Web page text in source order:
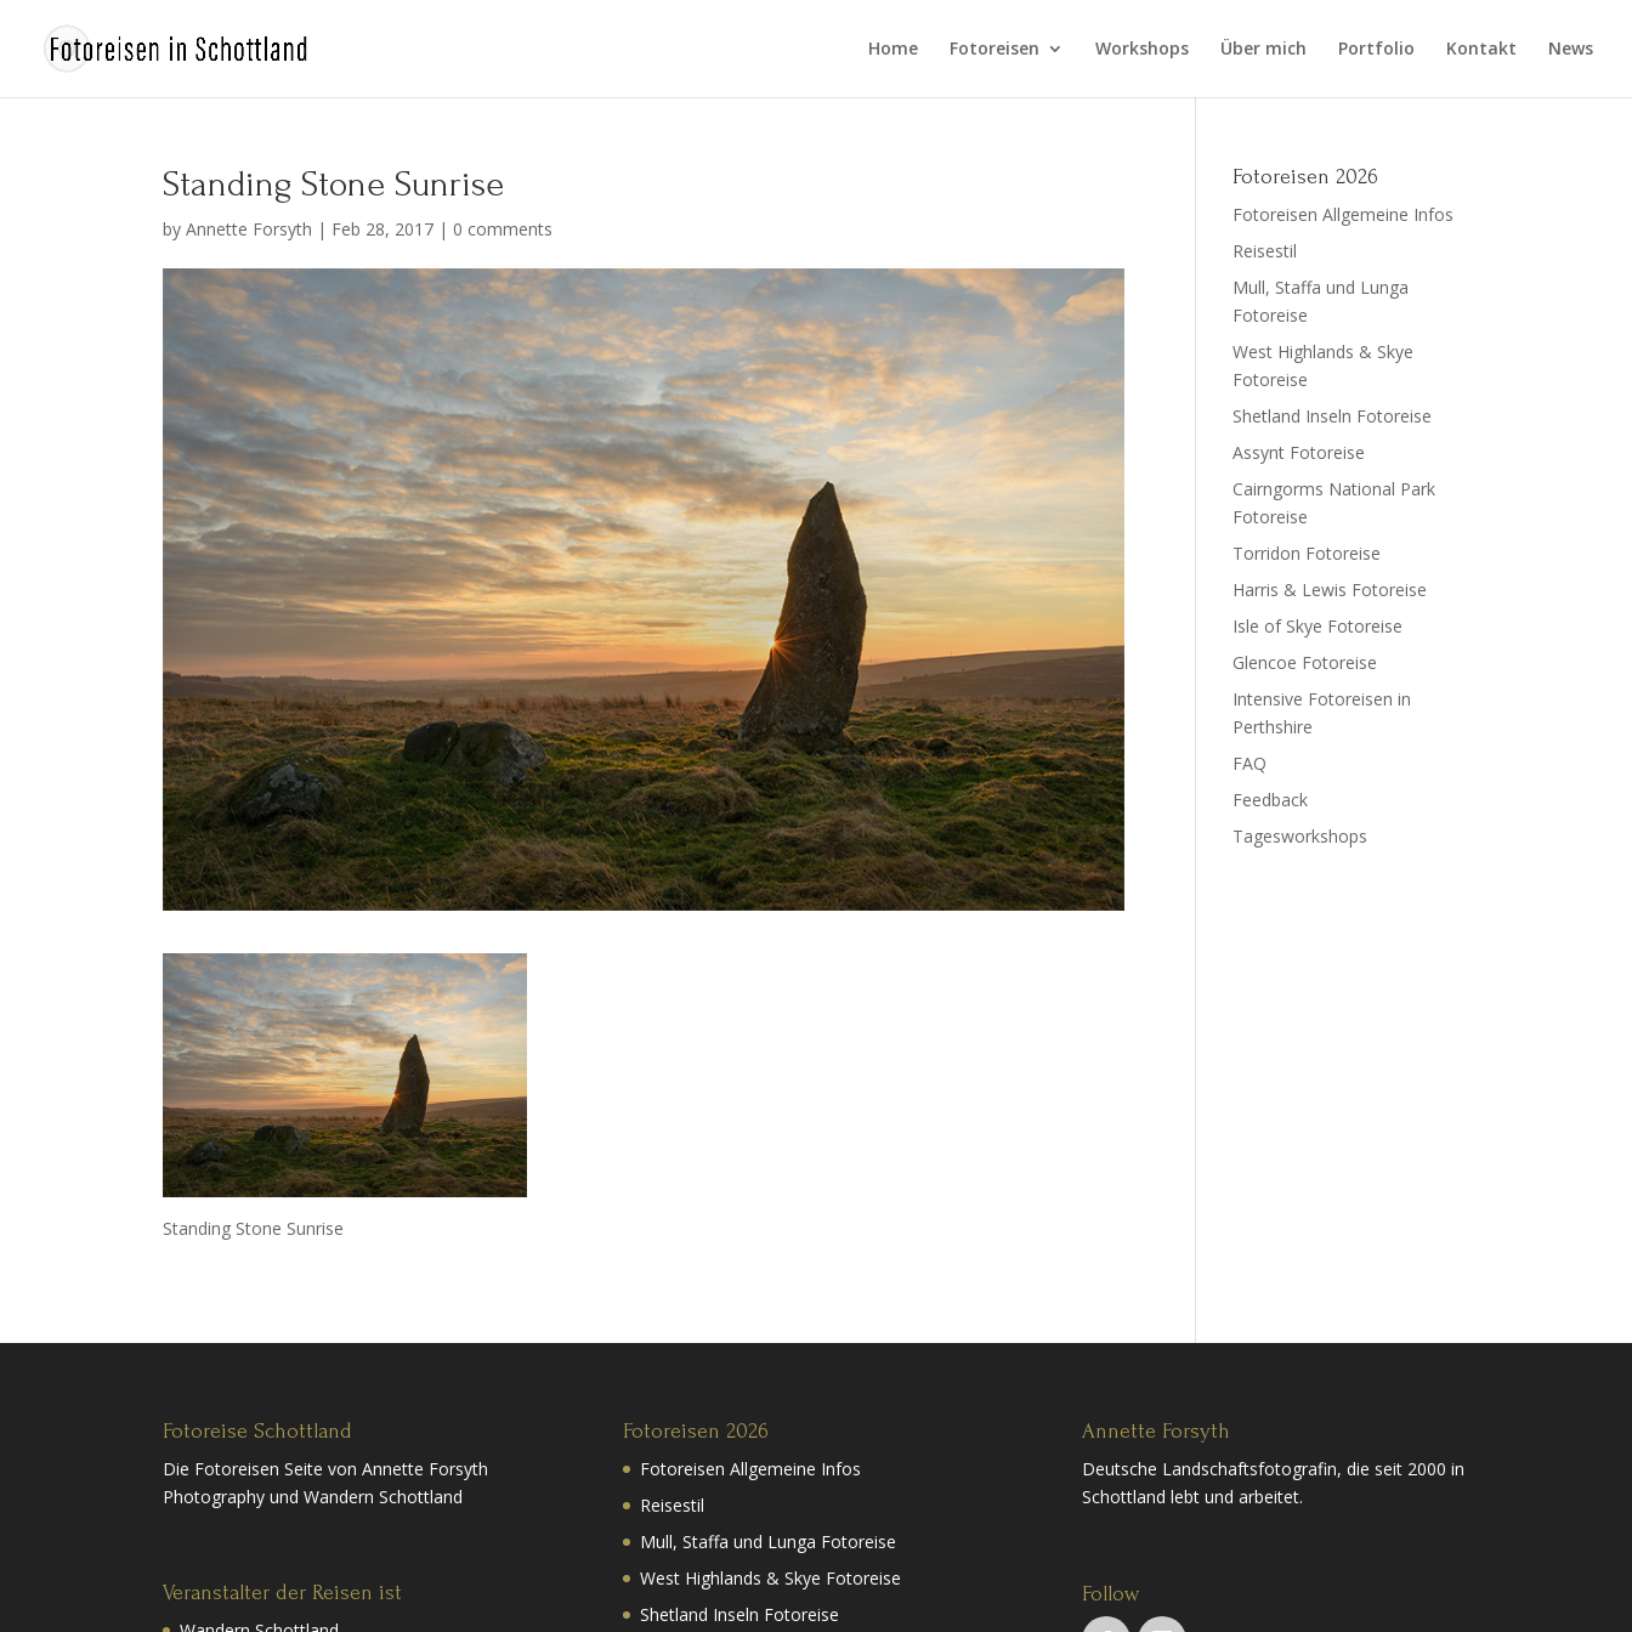
Home Fotoreisen Workshops Über mich Portfolio Kontakt News
Standing Stone Sunrise
byAnnette Forsyth | Feb 28, 2017 | 0 comments
Standing Stone Sunrise
Fotoreisen 2026
Fotoreisen Allgemeine Infos
Reisestil
Mull, Staffa und Lunga
Fotoreise
West Highlands & Skye
Fotoreise
Shetland Inseln Fotoreise
Assynt Fotoreise
Cairngorms National Park
Fotoreise
Torridon Fotoreise
Harris & Lewis Fotoreise
Isle of Skye Fotoreise
Glencoe Fotoreise
Intensive Fotoreisen in
Perthshire
FAQ
Feedback
Tagesworkshops
Fotoreise Schottland
Die Fotoreisen Seite von Annette Forsyth
Photography und Wandern Schottland
Veranstalter der Reisen ist
Fotoreisen 2026
Fotoreisen Allgemeine Infos
Reisestil
Mull, Staffa und Lunga Fotoreise
West Highlands & Skye Fotoreise
Shetland Inseln Fotoreise
Annette Forsyth
Deutsche Landschaftsfotografin, die seit 2000 in
Schottland lebt und arbeitet.
Follow